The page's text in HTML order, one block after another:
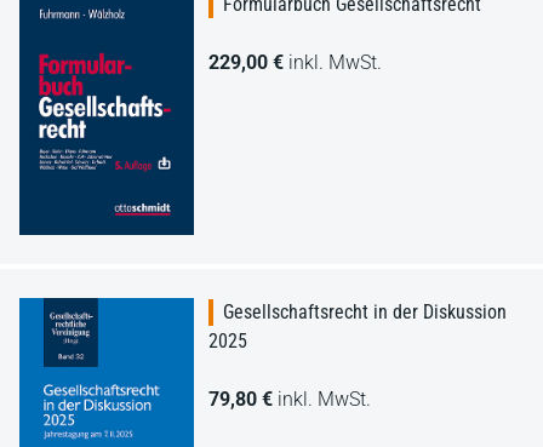
229,00 € inkl. MwSt.
Gesellschaftsrecht in der Diskussion
2025
79,80 € inkl. MwSt.